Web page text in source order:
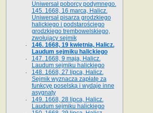
Uniwersał poborcy podymnego.
145. 1668, 16 marca, Halicz.
Uniwersał pisarza grodzkiego
halickiego i podstarościego
grodzkiego trembowelskiego,
zwołujący sejmik
146. 1668, 19 kwietnia, Halicz.
Laudum sejmiku halickiego
147. 1668, 9 maja, Halicz.
Laudum sejmiku halickiego
148. 1668, 27 lipca, Halicz.
Sejmik wyznacza zapłatę za
funkcyę poselską i wydaje inne
asygnaty
149. 1668, 28 lipca, Halicz.
Laudum sejmiku halickiego